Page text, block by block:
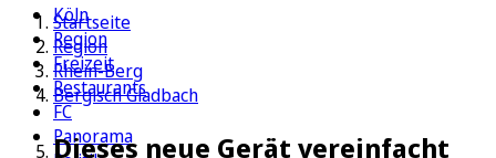
Köln
Region
Freizeit
Restaurants
FC
Panorama
Startseite
Region
Rhein-Berg
Bergisch Gladbach
Dieses neue Gerät vereinfacht